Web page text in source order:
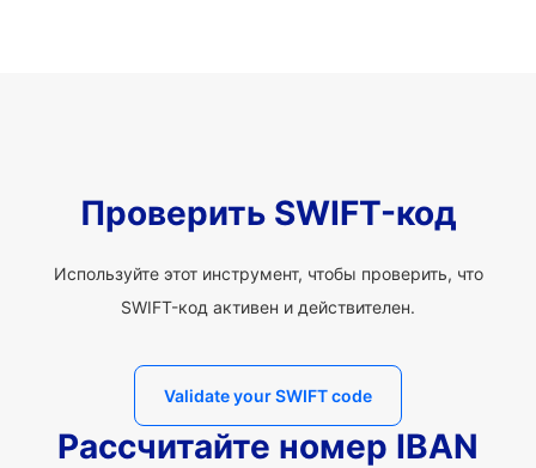
Проверить SWIFT-код
Используйте этот инструмент, чтобы проверить, что
SWIFT-код активен и действителен.
Validate your SWIFT code
Рассчитайте номер IBAN